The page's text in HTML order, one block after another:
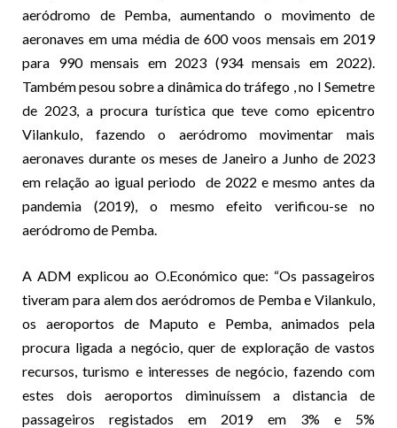
aeródromo de Pemba, aumentando o movimento de
aeronaves em uma média de 600 voos mensais em 2019
para 990 mensais em 2023 (934 mensais em 2022).
Também pesou sobre a dinâmica do tráfego , no I Semetre
de 2023, a procura turística que teve como epicentro
Vilankulo, fazendo o aeródromo movimentar mais
aeronaves durante os meses de Janeiro a Junho de 2023
em relação ao igual periodo de 2022 e mesmo antes da
pandemia (2019), o mesmo efeito verificou-se no
aeródromo de Pemba.
A ADM explicou ao O.Económico que: “Os passageiros
tiveram para alem dos aeródromos de Pemba e Vilankulo,
os aeroportos de Maputo e Pemba, animados pela
procura ligada a negócio, quer de exploração de vastos
recursos, turismo e interesses de negócio, fazendo com
estes dois aeroportos diminuíssem a distancia de
passageiros registados em 2019 em 3% e 5%